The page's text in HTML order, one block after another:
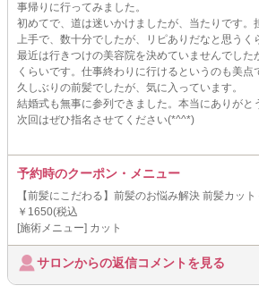
事帰りに行ってみました。
初めてで、道は迷いかけましたが、当たりです。
上手で、数十分でしたが、リピありだなと思うく
最近は行きつけの美容院を決めていませんでした
くらいです。仕事終わりに行けるというのも美点
久しぶりの前髪でしたが、気に入っています。
結婚式も無事に参列できました。本当にありがと
次回はぜひ指名させてください(*^^*)
予約時のクーポン・メニュー
【前髪にこだわる】前髪のお悩み解決 前髪カッ
￥1650(税込
[施術メニュー] カット
サロンからの返信コメントを見る